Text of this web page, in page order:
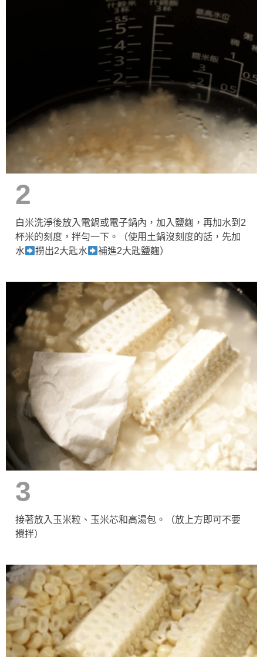
2
白米洗淨後放入電鍋或電子鍋內，加入鹽麴，再加水到2
杯米的刻度，拌勻一下。（使用土鍋沒刻度的話，先加
水
撈出2大匙水 補進2大匙鹽麴）
3
接著放入玉米粒、玉米芯和高湯包。（放上方即可不要
攪拌）